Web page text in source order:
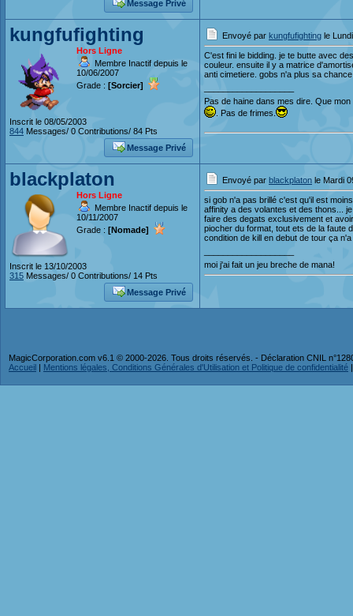
Message Privé
kungfufighting
Hors Ligne
Membre Inactif depuis le
10/06/2007
Grade : [Sorcier]
Inscrit le 08/05/2003
844 Messages/ 0 Contributions/ 84 Pts
Message Privé
Envoyé par kungfufighting le
C'est fini le bidding. je te butte avec
couleur. ensuite il y a matrice
anti cimetiere. gobs n'a plus sa
Pas de haine dans mes dire. Que
. Pas de frimes.
blackplaton
Hors Ligne
Membre Inactif depuis le
10/11/2007
Grade : [Nomade]
Inscrit le 13/10/2003
315 Messages/ 0 Contributions/ 14 Pts
Message Privé
Envoyé par blackplaton le Mardi
si gob n'a pas brillé c'est qu'il est
affinity a des volantes et des thons...
faire des degats exclusivement et
piocher du format, tout ets de la faute
condition de kill en debut de tour ça
moi j'ai fait un jeu breche de mana!
MagicCorporation.com v6.1 © 2000-2026. Tous droits réservés. - Déclaration CNIL
Accueil | Mentions légales, Conditions Générales d'Utilisation et Politique de confidentialité